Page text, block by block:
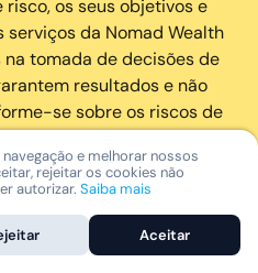
os seus objetivos e
serviços da Nomad Wealth
tomada de decisões de
resultados e não
se sobre os riscos de
com responsabilidade.
e marcas de serviço
incluindo, mas não se
“Nomad” são marcas
e melhorar nossos
rejeitar os cookies não
autorizar. Saiba mais
Aceitar